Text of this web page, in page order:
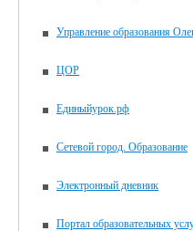
Управление образования
ЦОР
Единыйурок.рф
Сетевой город. Образование
Электронный дневник
Портал образовательных